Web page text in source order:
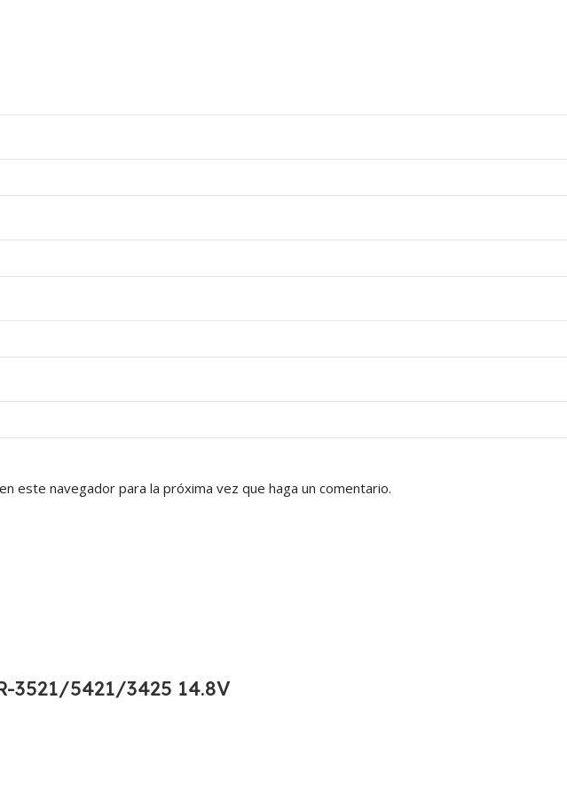
este navegador para la próxima vez que haga un comentario.
3521/5421/3425 14.8V